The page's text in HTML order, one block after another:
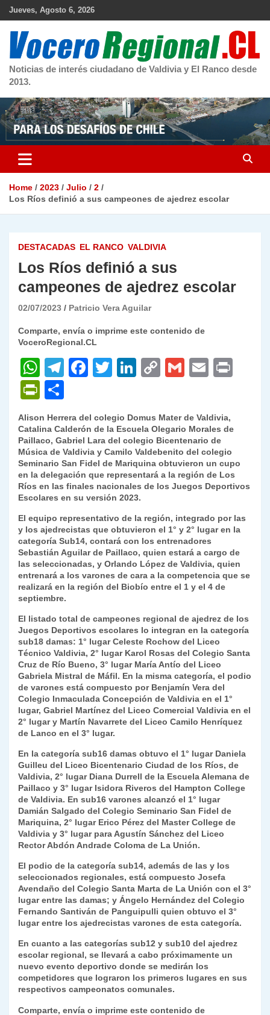
Skip
Jueves, Agosto 6, 2026
Noticias de interés ciudadano de Valdivia y El Ranco desde
2013.
Home 2023 Julio
2
Los Ríos definió a sus campeones de ajedrez escolar
DESTACADAS EL RANCO VALDIVIA
Los Ríos definió a sus
campeones de ajedrez escolar
02/07/2023 Patricio Vera Aguilar
Comparte, envía o imprime este contenido de
VoceroRegional.CL
W
h
at
s
A
p
p
T
gr
a
m
F
e
b
o
o
k
T
er
Li
e
dI
n
C
y
Li
n
k
G
l
E
l
P
ri
nt
Fr
ie
n
dl
y
m
p
ar
tir
Alison Herrera del colegio Domus Mater de Valdivia,
Catalina Calderón de la Escuela Olegario Morales de
Paillaco, Gabriel Lara del colegio Bicentenario de
Música de Valdivia y Camilo Valdebenito del colegio
Seminario San Fidel de Mariquina obtuvieron un cupo
en la delegación que representará a la región de Los
Ríos en las finales nacionales de los Juegos Deportivos
Escolares en su versión 2023.
El equipo representativo de la región, integrado por las
y los ajedrecistas que obtuvieron el 1° y 2° lugar en la
categoría Sub14, contará con los entrenadores
Sebastián Aguilar de Paillaco, quien estará a cargo de
las seleccionadas, y Orlando López de Valdivia, quien
entrenará a los varones de cara a la competencia que se
realizará en la región del Biobío entre el 1 y el 4 de
septiembre.
El listado total de campeones regional de ajedrez de los
Juegos Deportivos escolares lo integran en la categoría
sub18 damas: 1° lugar Celeste Rochow del Liceo
Técnico Valdivia, 2° lugar Karol Rosas del Colegio Santa
Cruz de Río Bueno, 3° lugar María Antío del Liceo
Gabriela Mistral de Máfil. En la misma categoría, el podio
de varones está compuesto por Benjamín Vera del
Colegio Inmaculada Concepción de Valdivia en el 1°
lugar, Gabriel Martínez del Liceo Comercial Valdivia en el
2° lugar y Martín Navarrete del Liceo Camilo Henríquez
de Lanco en el 3° lugar.
En la categoría sub16 damas obtuvo el 1° lugar Daniela
Guilleu del Liceo Bicentenario Ciudad de los Ríos, de
Valdivia, 2° lugar Diana Durrell de la Escuela Alemana de
Paillaco y 3° lugar Isidora Riveros del Hampton College
de Valdivia. En sub16 varones alcanzó el 1° lugar
Damián Salgado del Colegio Seminario San Fidel de
Mariquina, 2° lugar Erico Pérez del Master College de
Valdivia y 3° lugar para Agustín Sánchez del Liceo
Rector Abdón Andrade Coloma de La Unión.
El podio de la categoría sub14, además de las y los
seleccionados regionales, está compuesto Josefa
Avendaño del Colegio Santa Marta de La Unión con el 3°
lugar entre las damas; y Ángelo Hernández del Colegio
Fernando Santiván de Panguipulli quien obtuvo el 3°
lugar entre los ajedrecistas varones de esta categoría.
En cuanto a las categorías sub12 y sub10 del ajedrez
escolar regional, se llevará a cabo próximamente un
nuevo evento deportivo donde se medirán los
competidores que lograron los primeros lugares en sus
respectivos campeonatos comunales.
Comparte, envía o imprime este contenido de